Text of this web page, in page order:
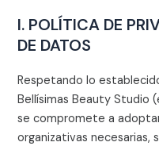
I. POLÍTICA DE
DE DATOS
Respetando lo
Bellísimas Beauty Studio
se compromete a
organizativas necesarias,